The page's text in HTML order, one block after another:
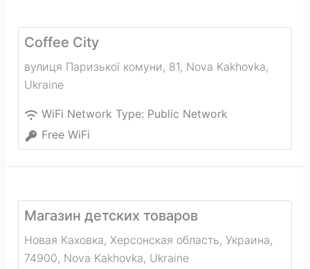
Coffee City
вулиця Паризької комуни, 81, Nova Kakhovka,
Ukraine
WiFi Network Type: Public Network
Free WiFi
Магазин детских товаров
Новая Каховка, Херсонская область, Украина,
74900, Nova Kakhovka, Ukraine